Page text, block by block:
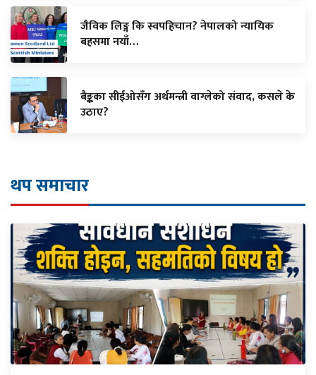
जैविक लिङ्ग कि स्वपहिचान? नेपालको न्यायिक
बहसमा नयाँ…
बैङ्कका सीईओसँग अर्थमन्त्री वाग्लेको संवाद, कसले के
उठाए?
थप समाचार